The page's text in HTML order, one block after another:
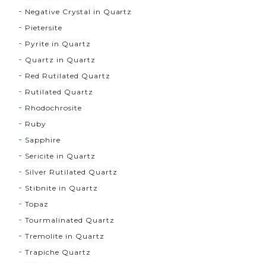
Negative Crystal in Quartz
Pietersite
Pyrite in Quartz
Quartz in Quartz
Red Rutilated Quartz
Rutilated Quartz
Rhodochrosite
Ruby
Sapphire
Sericite in Quartz
Silver Rutilated Quartz
Stibnite in Quartz
Topaz
Tourmalinated Quartz
Tremolite in Quartz
Trapiche Quartz